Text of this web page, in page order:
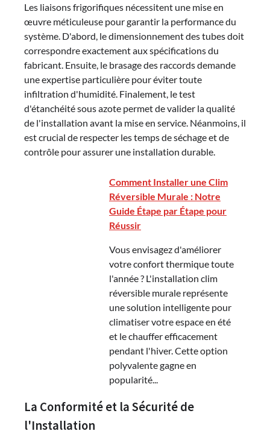
Les liaisons frigorifiques nécessitent une mise en
œuvre méticuleuse pour garantir la performance du
système. D'abord, le dimensionnement des tubes doit
correspondre exactement aux spécifications du
fabricant. Ensuite, le brasage des raccords demande
une expertise particulière pour éviter toute
infiltration d'humidité. Finalement, le test
d'étanchéité sous azote permet de valider la qualité
de l'installation avant la mise en service. Néanmoins, il
est crucial de respecter les temps de séchage et de
contrôle pour assurer une installation durable.
Comment Installer une Clim
Réversible Murale : Notre
Guide Étape par Étape pour
Réussir
Vous envisagez d'améliorer
votre confort thermique toute
l'année ? L'installation clim
réversible murale représente
une solution intelligente pour
climatiser votre espace en été
et le chauffer efficacement
pendant l'hiver. Cette option
polyvalente gagne en
popularité...
La Conformité et la Sécurité de
l'Installation